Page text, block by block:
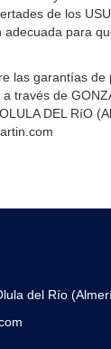
de los
para
las garantías de
través de
DEL RíO
del Río